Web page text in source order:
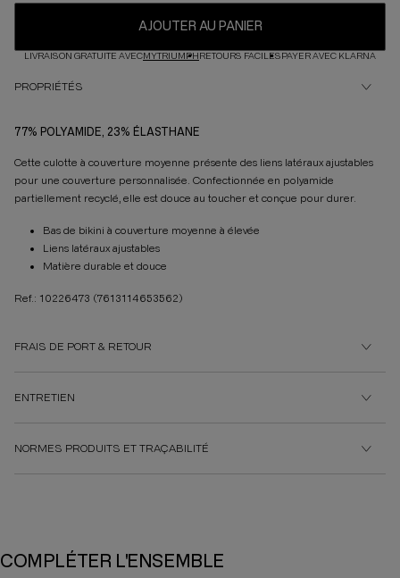
AJOUTER AU PANIER
LIVRAISON GRATUITE AVECMYTRIUMPHRETOURS FACILESPAYER AVEC KLARNA
PROPRIÉTÉS
77% POLYAMIDE, 23% ÉLASTHANE
Cette culotte à couverture moyenne présente des liens latéraux ajustables
pour une couverture personnalisée. Confectionnée en polyamide
partiellement recyclé, elle est douce au toucher et conçue pour durer.
Bas de bikini à couverture moyenne à élevée
Liens latéraux ajustables
Matière durable et douce
Ref.: 10226473 (7613114653562)
FRAIS DE PORT & RETOUR
ENTRETIEN
NORMES PRODUITS ET TRAÇABILITÉ
COMPLÉTER L'ENSEMBLE